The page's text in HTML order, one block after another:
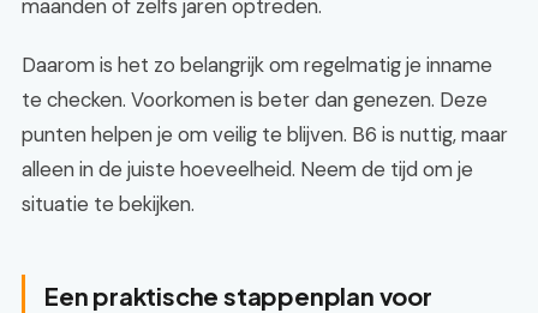
maanden of zelfs jaren optreden.
Daarom is het zo belangrijk om regelmatig je inname
te checken. Voorkomen is beter dan genezen. Deze
punten helpen je om veilig te blijven. B6 is nuttig, maar
alleen in de juiste hoeveelheid. Neem de tijd om je
situatie te bekijken.
Een praktische stappenplan voor